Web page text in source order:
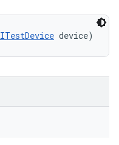
ITestDevice device)